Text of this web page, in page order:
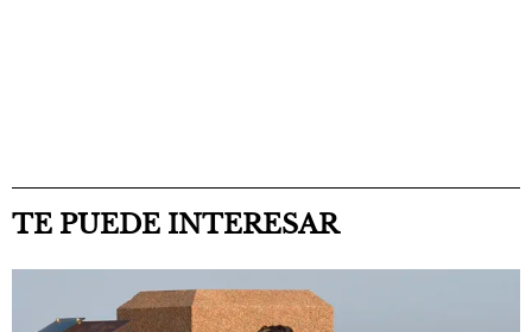
TE PUEDE INTERESAR